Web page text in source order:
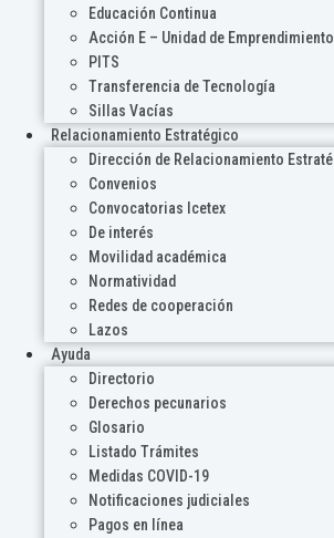
Educación Continua
Acción E – Unidad de Emprendimiento
PITS
Transferencia de Tecnología
Sillas Vacías
Relacionamiento Estratégico
Dirección de Relacionamiento
Convenios
Convocatorias Icetex
De interés
Movilidad académica
Normatividad
Redes de cooperación
Lazos
Ayuda
Directorio
Derechos pecunarios
Glosario
Listado Trámites
Medidas COVID-19
Notificaciones judiciales
Pagos en línea